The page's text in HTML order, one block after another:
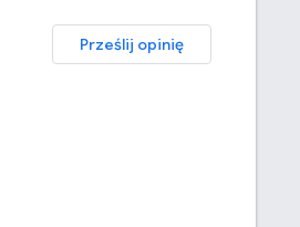
Prześlij opinię